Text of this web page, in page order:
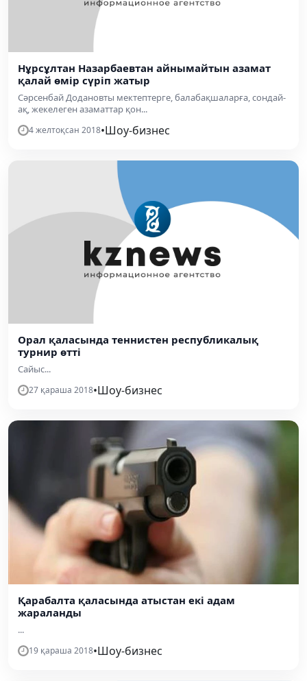
Нұрсұлтан Назарбаевтан айнымайтын азамат
қалай өмір сүріп жатыр
Сәрсенбай Додановты мектептерге, балабақшаларға, сондай-
ақ, жекелеген азаматтар қон...
4 желтоқсан 2018•Шоу-бизнес
Орал қаласында теннистен республикалық
турнир өтті
Сайыс...
27 қараша 2018•Шоу-бизнес
Қарабалта қаласында атыстан екі адам
жараланды
...
19 қараша 2018•Шоу-бизнес